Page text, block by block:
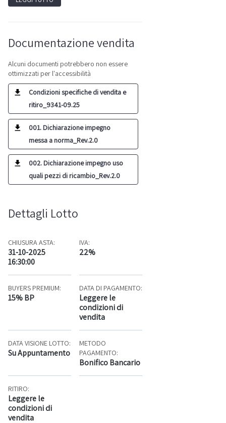
Documentazione vendita
Alcuni documenti potrebbero non essere
ottimizzati per l'accessibilità
Condizioni specifiche di vendita e
ritiro_9341-09.25
001. Dichiarazione impegno
messa a norma_Rev.2.0
002. Dichiarazione impegno uso
quali pezzi di ricambio_Rev.2.0
Dettagli Lotto
CHIUSURA ASTA:
31-10-2025
16:30:00
IVA:
22%
BUYERS PREMIUM:
15% BP
DATA DI PAGAMENTO:
Leggere le
condizioni di
vendita
DATA VISIONE LOTTO:
Su Appuntamento
METODO
PAGAMENTO:
Bonifico Bancario
RITIRO:
Leggere le
condizioni di
vendita